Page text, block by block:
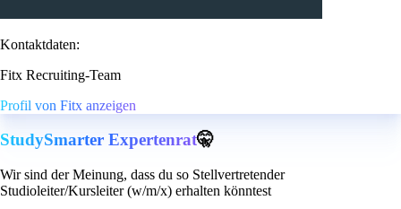
Kontaktdaten:
Fitx Recruiting-Team
Profil von Fitx anzeigen
StudySmarter Expertenrat🤫
Wir sind der Meinung, dass du so Stellvertretender
Studioleiter/Kursleiter (w/m/x) erhalten könntest